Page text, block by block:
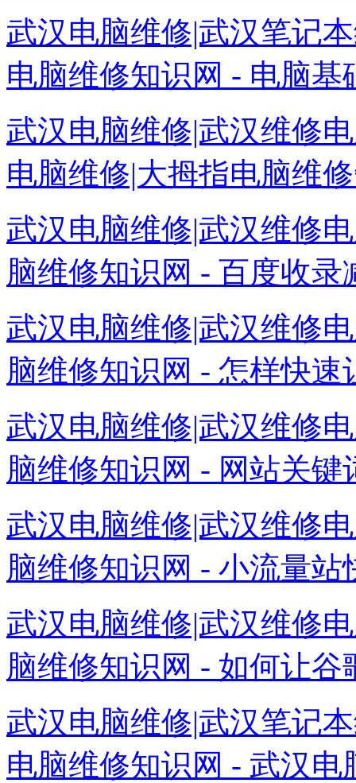
武汉电脑维修|武汉笔记
电脑维修知识网 - 电脑基
武汉电脑维修|武汉维修
电脑维修|大拇指电脑维
武汉电脑维修|武汉维修
脑维修知识网 - 百度收录
武汉电脑维修|武汉维修
脑维修知识网 - 怎样快
武汉电脑维修|武汉维修
脑维修知识网 - 网站关键
武汉电脑维修|武汉维修
脑维修知识网 - 小流量站
武汉电脑维修|武汉维修
脑维修知识网 - 如何让
武汉电脑维修|武汉笔记
电脑维修知识网 - 武汉